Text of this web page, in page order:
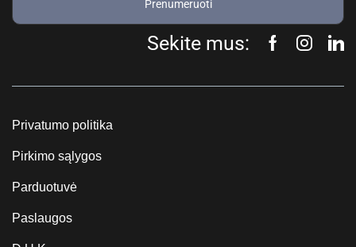
Prenumeruoti
Sekite mus:
Privatumo politika
Pirkimo sąlygos
Parduotuvė
Paslaugos